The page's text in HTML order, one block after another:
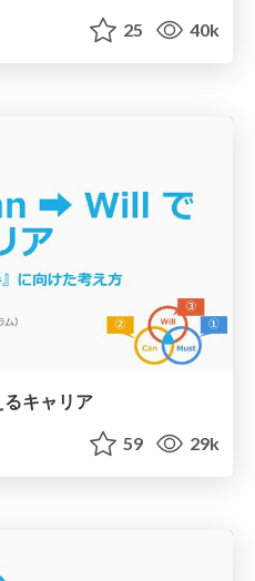
25 40k
キャリア
59 29k